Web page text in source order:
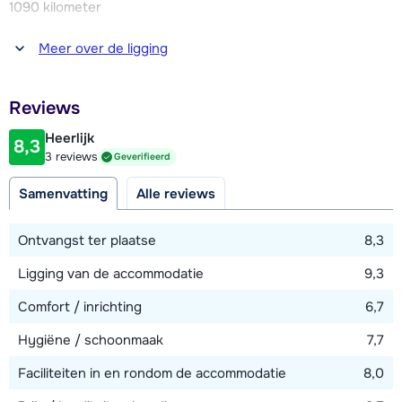
1090 kilometer
Afstand tot winkel(s)
800 meter
500 meter
Afstand tot piste
200 meter
100 meter
Bekijk kaart
Meer over de ligging
Reviews
8,3 Heerlijk
3 reviews Geverifieerd
Samenvatting Alle reviews
Ontvangst ter plaatse
8,3
Ligging van de accommodatie
9,3
Comfort / inrichting
6,7
Hygiëne / schoonmaak
7,7
Faciliteiten in en rondom de accommodatie
8,0